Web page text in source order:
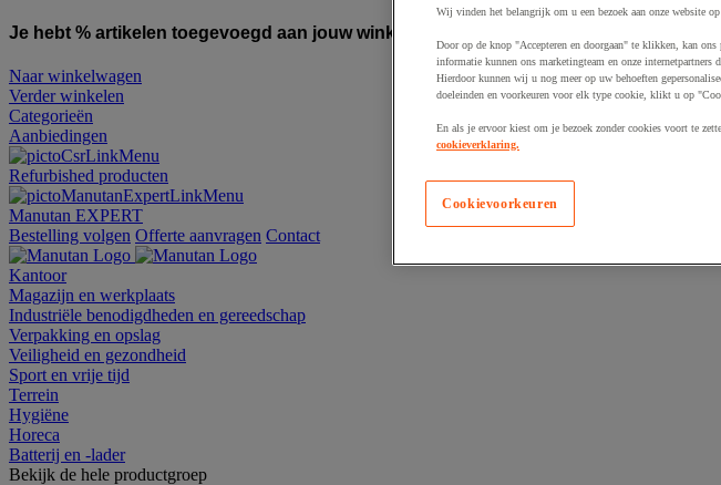
Je hebt % artikelen toegevoegd aan jouw winkelwagen:
Naar winkelwagen
Verder winkelen
Categorieën
Aanbiedingen
Refurbished producten
Manutan EXPERT
Bestelling volgen Offerte aanvragen Contact
Kantoor
Magazijn en werkplaats
Industriële benodigdheden en gereedschap
Verpakking en opslag
Veiligheid en gezondheid
Sport en vrije tijd
Terrein
Hygiëne
Horeca
Batterij en -lader
Bekijk de hele productgroep
Wij vinden het belangrijk om u een bezoek aan onze website
Door op de knop "Accepteren en doorgaan" te klikken, kan
informatie kunnen ons marketingteam en onze internetpartners
Hierdoor kunnen wij u nog meer op uw behoeften
doeleinden en voorkeuren voor elk type cookie, klikt u op
En als je ervoor kiest om je bezoek zonder cookies voort te
cookieverklaring.
Cookievoorkeuren